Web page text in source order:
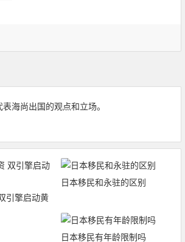
海尚出国的观点和立场。
引擎启动黄
日本移民和永驻的区别
日本移民有年龄限制吗